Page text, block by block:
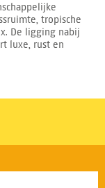
tropische
De ligging nabij
luxe, rust en